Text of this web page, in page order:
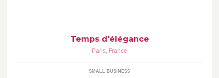
Temps d'élégance
Paris, France
SMALL BUSINESS